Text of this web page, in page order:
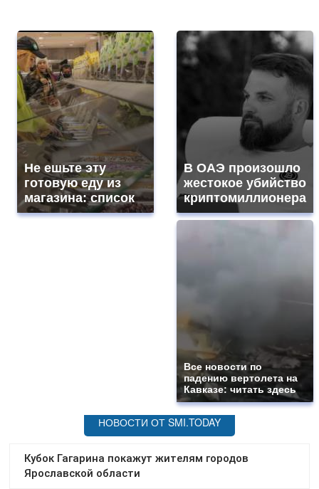
Не ешьте эту
готовую еду из
магазина: список
В ОАЭ произошло
жестокое убийство
криптомиллионера
Все новости по
падению вертолета на
Кавказе: читать здесь